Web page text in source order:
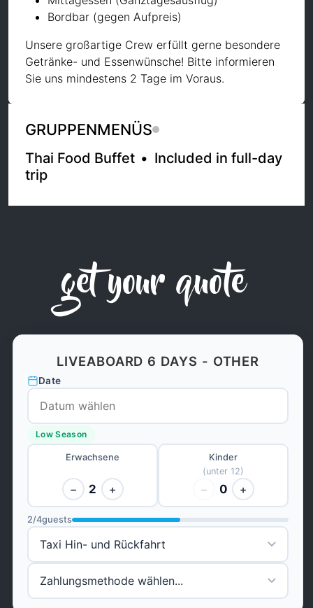
Bordbar (gegen Aufpreis)
Unsere großartige Crew erfüllt gerne besondere
Getränke- und Essenwünsche! Bitte informieren
Sie uns mindestens 2 Tage im Voraus.
GRUPPENMENÜS
Thai Food Buffet • Included in full-day
trip
get your quote
LIVEABOARD 6 DAYS - OTHER
Date
Low Season
Erwachsene
− 2 +
Kinder
(unter 12)
− 0 +
2/4guests